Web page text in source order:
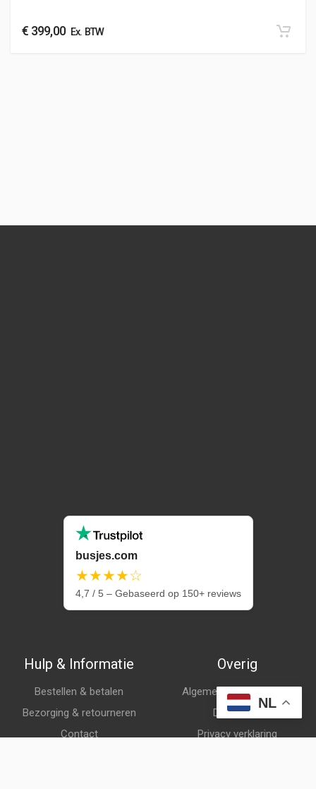
€ 399,00Ex. BTW
busjes.com
★★★★☆
4,7 / 5 – Gebaseerd op 150+ reviews
Hulp & Informatie
Bestellen & betalen
Bezorging & retourneren
Contact
Overig
Algemene voorwaarden
Disclaimer
Privacy verklaring
NL